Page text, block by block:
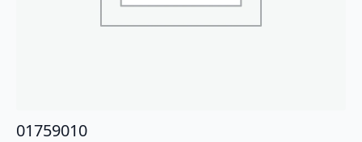
01759010